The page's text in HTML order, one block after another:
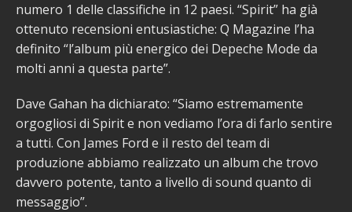
numero 1 delle classifiche in 12 paesi. “Spirit” ha già
ottenuto recensioni entusiastiche: Q Magazine l’ha
definito “l’album più energico dei Depeche Mode da
molti anni a questa parte”.
Dave Gahan ha dichiarato: “Siamo estremamente
orgogliosi di Spirit e non vediamo l’ora di farlo sentire
a tutti. Con James Ford e il resto del team di
produzione abbiamo realizzato un album che trovo
davvero potente, tanto a livello di sound quanto di
messaggio”.